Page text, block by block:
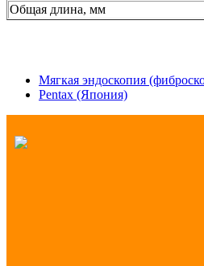
Общая длина, мм
Мягкая эндоскопия
Pentax (Япония)